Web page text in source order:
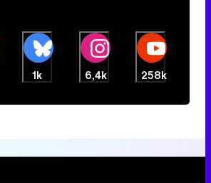
1k 6,4k 258k